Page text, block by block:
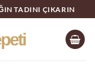
TADINI ÇIKARIN